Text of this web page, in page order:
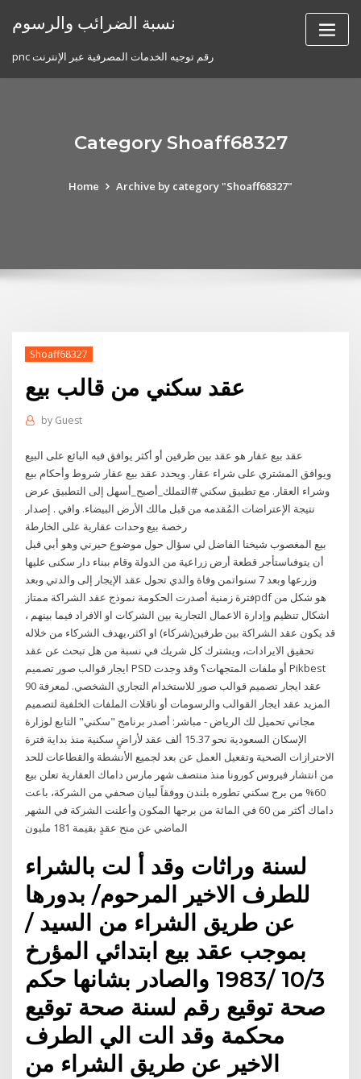
نسبة الضرائب والرسوم
pnc رقم توجيه الخدمات المصرفية عبر الإنترنت
Category Shoaff68327
Home Archive by category "Shoaff68327"
Shoaff68327
عقد سكني من قالب بيع
by Guest
عقد بيع عقار هو عقد بين طرفين أو أكثر يوافق فيه البائع على البيع
ويوافق المشتري على شراء عقار. ويحدد عقد بيع عقار شروط وأحكام بيع
وشراء العقار. مع تطبيق سكني #التملك_أصبح_أسهل إلى التطبيق عرض
نتيجة الإعتراضات المُقدمه من قبل مالك الأرض البيضاء. وافي . إصدار
رخصة بيع وحدات عقارية على الخارطة
بيع المغصوب شيخنا الفاضل لي سؤال حول موضوع حيرني وهو أبي قبل
أن يتوفىاستأجر قطعة أرض زراعية من الدولة وقام ببناء دار سكنى عليها
وزرعها وبعد 7 سنواتمن وفاة والدي تحول عقد الإيجار إلى والدتي وبعد
فترة زمنية أصدرت الحكومة نموذج عقد الشراكة ممتازpdf هو شكل من
اشكال تنظيم وإدارة الاعمال التجارية بين الشركات او الافراد فيما بينهم ،
قد يكون عقد الشراكة بين طرفين(شركاء) او اكثر،يهدف الشركاء من خلاله
تحقيق الايرادات، ويشترك كل شريك في نسبة من هل تبحث عن عقد
ايجار قوالب صور تصميم PSD أو ملفات المتجهات؟ وقد وجدت Pikbest
90 عقد ايجار تصميم قوالب صور للاستخدام التجاري الشخصي. لمعرفة
المزيد عقد ايجار القوالب والرسومات أو ناقلات الملفات الخلفية لتصميم
مجاني تحميل لك الرياض - مباشر: أصدر برنامج "سكني" التابع لوزارة
الإسكان السعودية نحو 15.37 ألف عقد لأراضٍ سكنية منذ بداية فترة
الاحترازات الصحية وتفعيل العمل عن بعد لجميع الأنشطة والقطاعات للحد
من انتشار فيروس كورونا منذ منتصف شهر مارس ‏داماك العقارية تعلن بيع
60% من برج سكني تطوره بلندن ووفقاً لبيان صحفي من الشركة، باعت
داماك أكثر من 60 في المائة من برجها المكون وأعلنت الشركة في الشهر
الماضي عن منح عقدٍ بقيمة 181 مليون
لسنة وراثات وقد أ لت بالشراء
للطرف الاخير المرحوم/ بدورها
عن طريق الشراء من السيد /
بموجب عقد بيع ابتدائي المؤرخ
10/3 /1983 والصادر بشانها حكم
صحة توقيع رقم لسنة صحة توقيع
محكمة وقد الت الي الطرف
الاخير عن طريق الشراء من